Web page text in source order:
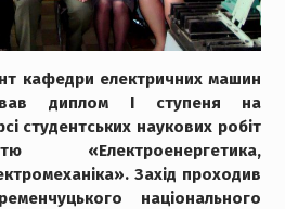
кафедри електричних машин
диплом I ступеня на
студентських наукових робіт
«Електроенергетика,
Захід проходив
національного